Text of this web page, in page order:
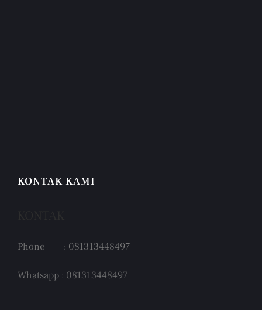
KONTAK KAMI
Phone : 081313448497
Whatsapp : 081313448497